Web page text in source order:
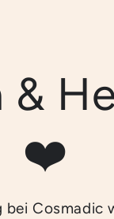
&
❤️
bei Cosmadic